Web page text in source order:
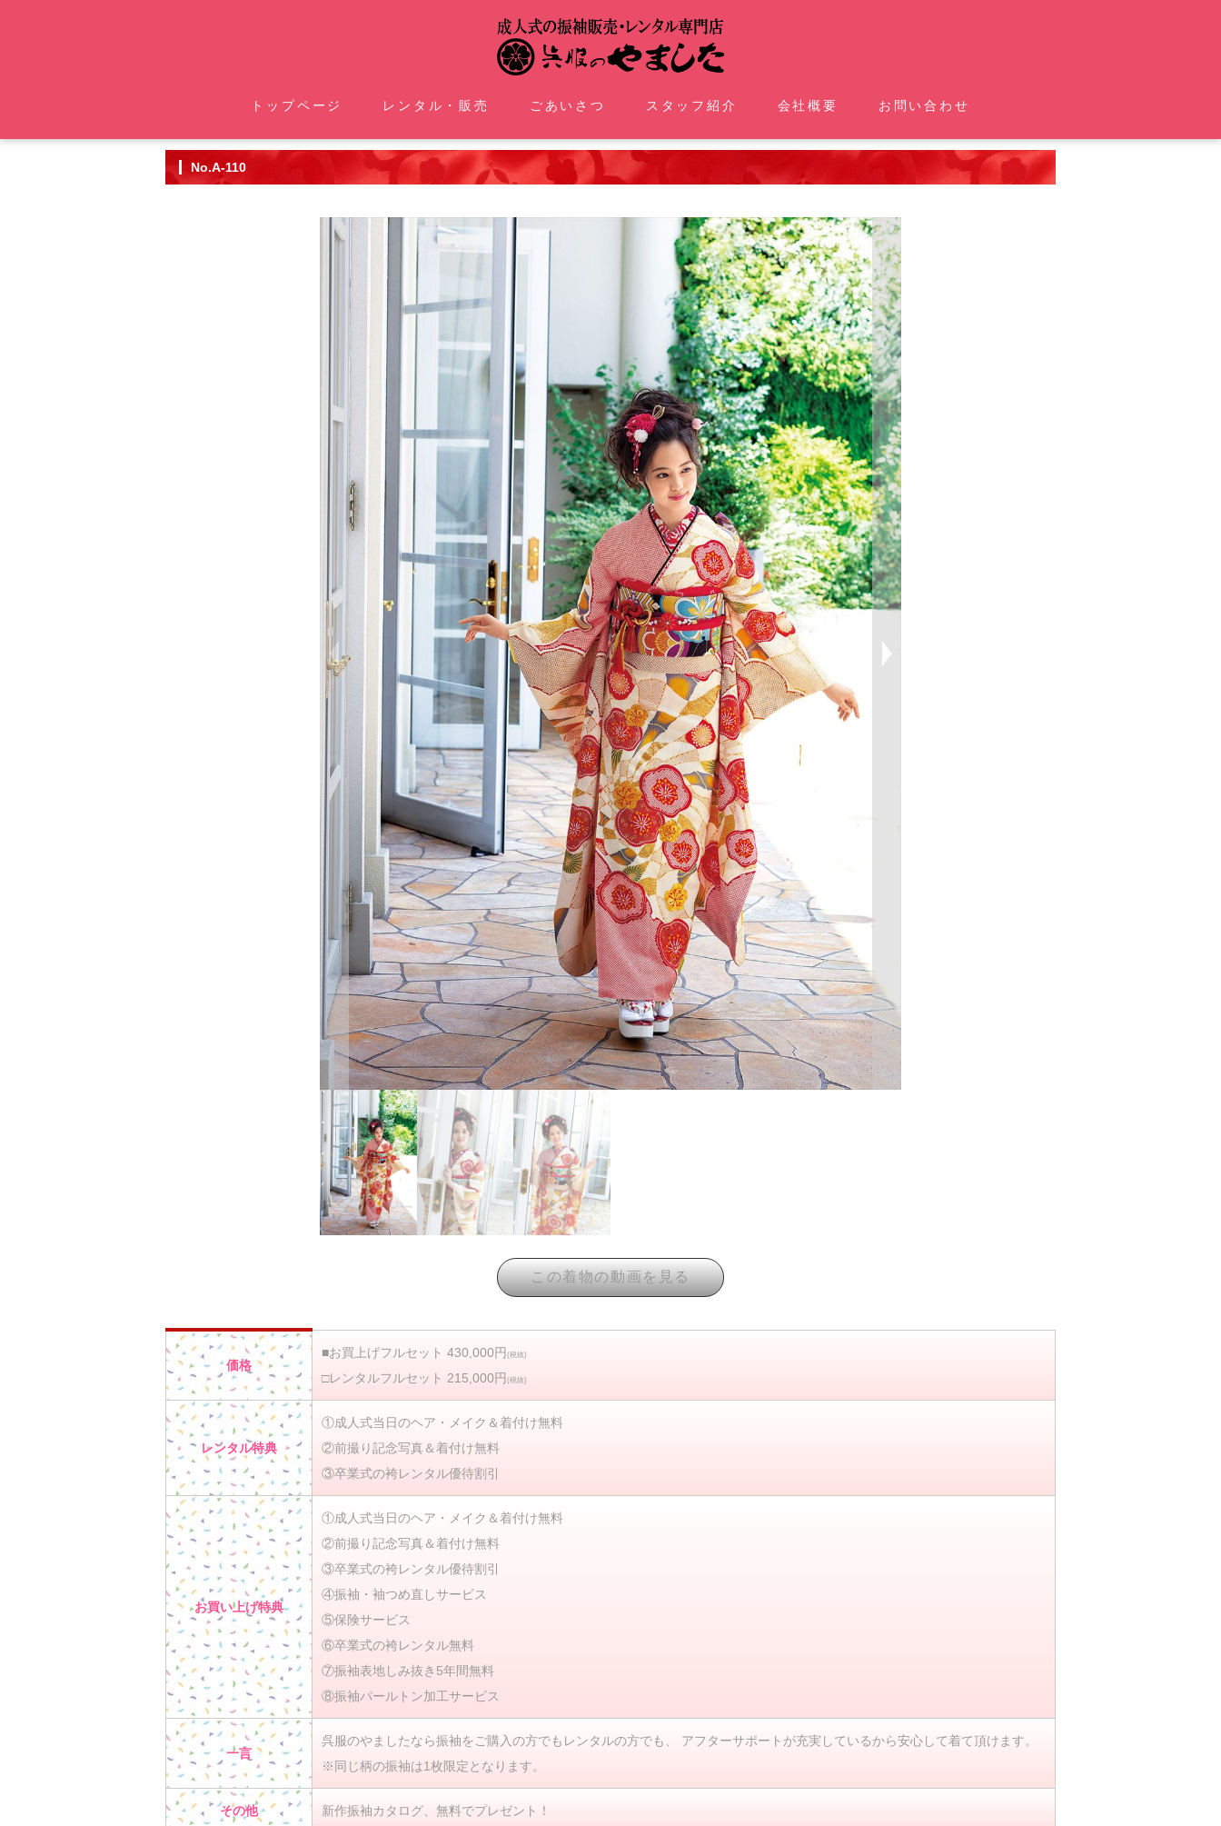
トップページ レンタル・販売 ごあいさつ スタッフ紹介 会社概要 お問い合わせ
No.A-110
価格
■お買上げフルセット 430,000円 (税抜)
□レンタルフルセット 215,000円 (税抜)
レンタル特典
①成人式当日のヘア・メイク＆着付け無料
②前撮り記念写真＆着付け無料
③卒業式の袴レンタル優待割引
お買い上げ特典
①成人式当日のヘア・メイク＆着付け無料
②前撮り記念写真＆着付け無料
③卒業式の袴レンタル優待割引
④振袖・袖つめ直しサービス
⑤保険サービス
⑥卒業式の袴レンタル無料
⑦振袖表地しみ抜き5年間無料
⑧振袖パールトン加工サービス
一言
呉服のやましたなら振袖をご購入の方でもレンタルの方でも、 アフターサポートが充実しているから安心して着て頂けます。
※同じ柄の振袖は1枚限定となります。
その他 新作振袖カタログ、無料でプレゼント！